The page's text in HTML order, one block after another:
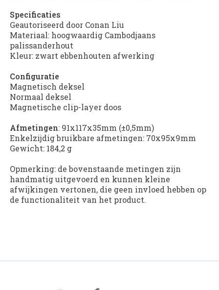
Specificaties
Geautoriseerd door Conan Liu
Materiaal: hoogwaardig Cambodjaans
palissanderhout
Kleur: zwart ebbenhouten afwerking
Configuratie
Magnetisch deksel
Normaal deksel
Magnetische clip-layer doos
Afmetingen: 91x117x35mm (±0,5mm)
Enkelzijdig bruikbare afmetingen: 70x95x9mm
Gewicht: 184,2 g
Opmerking: de bovenstaande metingen zijn
handmatig uitgevoerd en kunnen kleine
afwijkingen vertonen, die geen invloed hebben op
de functionaliteit van het product.